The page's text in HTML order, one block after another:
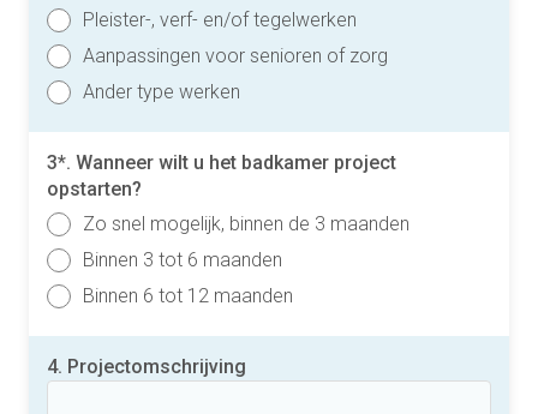
Pleister-, verf- en/of tegelwerken
Aanpassingen voor senioren of zorg
Ander type werken
3*. Wanneer wilt u het badkamer project
opstarten?
Zo snel mogelijk, binnen de 3 maanden
Binnen 3 tot 6 maanden
Binnen 6 tot 12 maanden
4. Projectomschrijving